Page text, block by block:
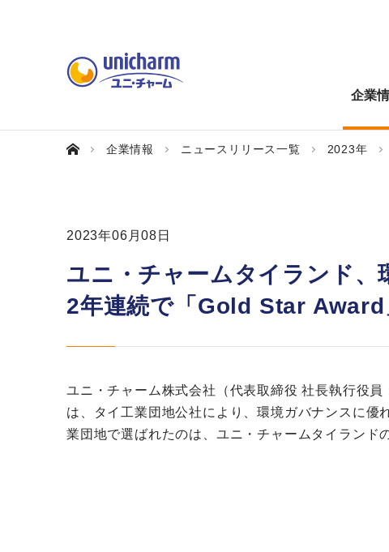
企業
企業情報 ニュースリリース一覧 2023年
2023年06月08日
ユニ・チャームタイランド、
2年連続で「Gold Star Award
ユニ・チャーム株式会社（代表取締役 社長執行役
は、タイ工業団地公社により、環境ガバナンスに
業団地で選ばれたのは、ユニ・チャームタイランド